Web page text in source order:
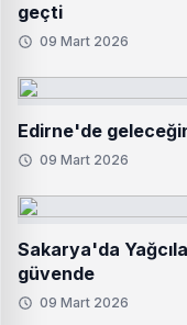
geçti
09 Mart 2026
Edirne'de
09 Mart 2026
Sakarya'da
güvende
09 Mart 2026